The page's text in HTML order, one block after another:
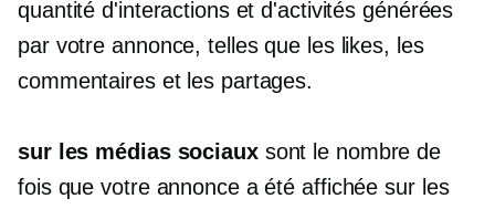
quantité d'interactions et d'activités générées
par votre annonce, telles que les likes, les
commentaires et les partages.
sur les médias sociauxsont le nombre de
fois que votre annonce a été affichée sur les